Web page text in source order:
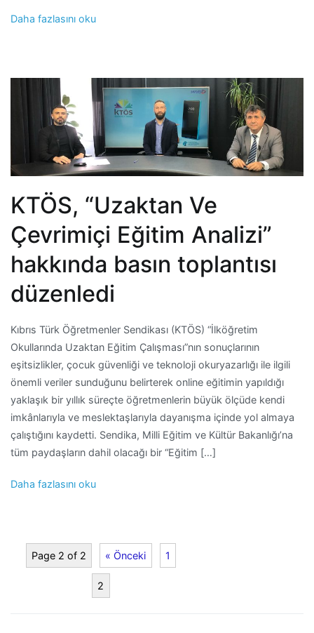
Daha fazlasını oku
KTÖS, “Uzaktan Ve
Çevrimiçi Eğitim Analizi”
hakkında basın toplantısı
düzenledi
Kıbrıs Türk Öğretmenler Sendikası (KTÖS) “İlköğretim
Okullarında Uzaktan Eğitim Çalışması”nın sonuçlarının
eşitsizlikler, çocuk güvenliği ve teknoloji okuryazarlığı ile ilgili
önemli veriler sunduğunu belirterek online eğitimin yapıldığı
yaklaşık bir yıllık süreçte öğretmenlerin büyük ölçüde kendi
imkânlarıyla ve meslektaşlarıyla dayanışma içinde yol almaya
çalıştığını kaydetti. Sendika, Milli Eğitim ve Kültür Bakanlığı’na
tüm paydaşların dahil olacağı bir “Eğitim […]
Daha fazlasını oku
Page 2 of 2 « Önceki 1
2